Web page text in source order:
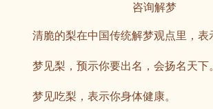
咨询解梦
清脆的梨在中国传统解梦观点里，表
梦见梨，预示你要出名，会扬名天下
梦见吃梨，表示你身体健康。